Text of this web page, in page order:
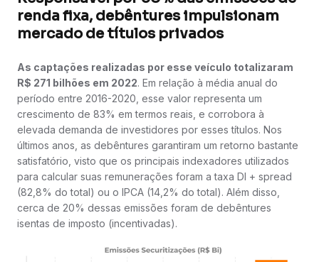
renda fixa, debêntures impulsionam
mercado de títulos privados
As captações realizadas por esse veículo totalizaram
R$ 271 bilhões em 2022. Em relação à média anual do
período entre 2016-2020, esse valor representa um
crescimento de 83% em termos reais, e corrobora à
elevada demanda de investidores por esses títulos. Nos
últimos anos, as debêntures garantiram um retorno bastante
satisfatório, visto que os principais indexadores utilizados
para calcular suas remunerações foram a taxa DI + spread
(82,8% do total) ou o IPCA (14,2% do total). Além disso,
cerca de 20% dessas emissões foram de debêntures
isentas de imposto (incentivadas).